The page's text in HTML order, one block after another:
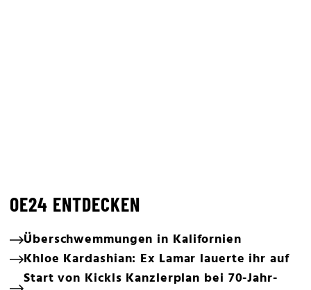
OE24 ENTDECKEN
Überschwemmungen in Kalifornien
Khloe Kardashian: Ex Lamar lauerte ihr auf
Start von Kickls Kanzlerplan bei 70-Jahr-